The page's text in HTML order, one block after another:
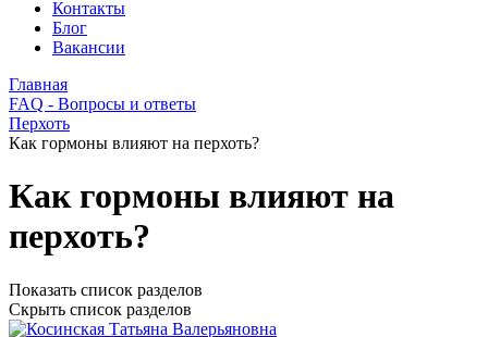
Контакты
Блог
Вакансии
Главная
FAQ - Вопросы и ответы
Перхоть
Как гормоны влияют на перхоть?
Как гормоны влияют на
перхоть?
Показать список разделов
Скрыть список разделов